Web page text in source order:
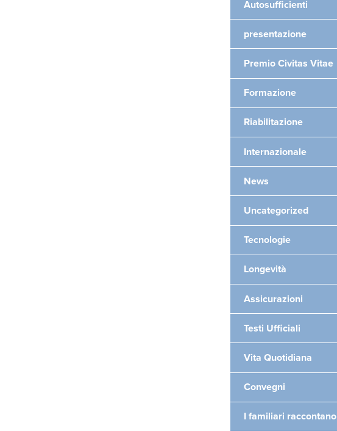
Autosufficienti
presentazione
Premio Civitas Vitae
Formazione
Riabilitazione
Internazionale
News
Uncategorized
Tecnologie
Longevità
Assicurazioni
Testi Ufficiali
Vita Quotidiana
Convegni
I familiari raccontano